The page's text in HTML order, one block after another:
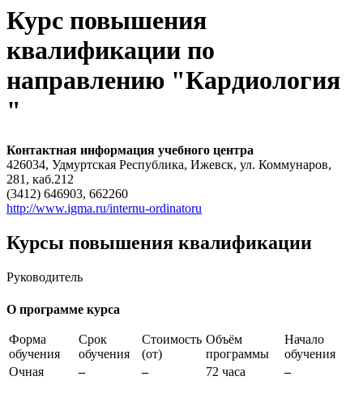
Курс повышения
квалификации по
направлению "Кардиология
"
Контактная информация учебного центра
426034, Удмуртская Республика, Ижевск, ул. Коммунаров,
281, каб.212
(3412) 646903, 662260
http://www.igma.ru/internu-ordinatoru
Курсы повышения квалификации
Руководитель
О программе курса
Форма
обучения
Срок
обучения
Стоимость
(от)
Объём
программы
Начало
обучения
Очная
– – 72 часа –